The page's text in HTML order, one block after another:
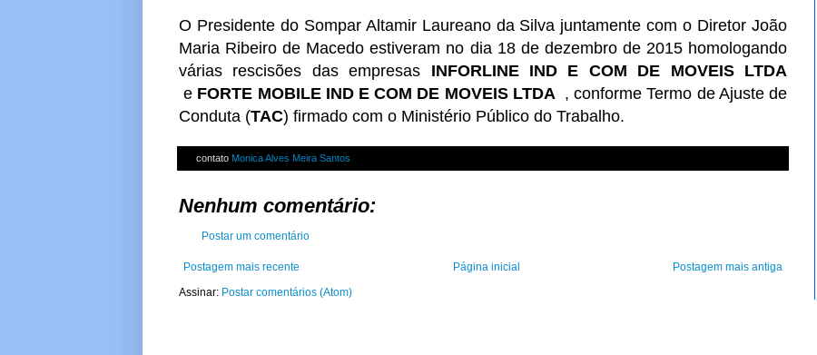
O Presidente do Sompar Altamir Laureano da Silva juntamente com o Diretor João
Maria Ribeiro de Macedo estiveram no dia 18 de dezembro de 2015 homologando
várias rescisões das empresas INFORLINE IND E COM DE MOVEIS LTDA
e FORTE MOBILE IND E COM DE MOVEIS LTDA, conforme Termo de Ajuste de
Conduta (TAC) firmado com o Ministério Público do Trabalho.
contato Monica Alves Meira Santos
Nenhum comentário:
Postar um comentário
Postagem mais recente Postagem mais antiga
Página inicial
Assinar: Postar comentários (Atom)